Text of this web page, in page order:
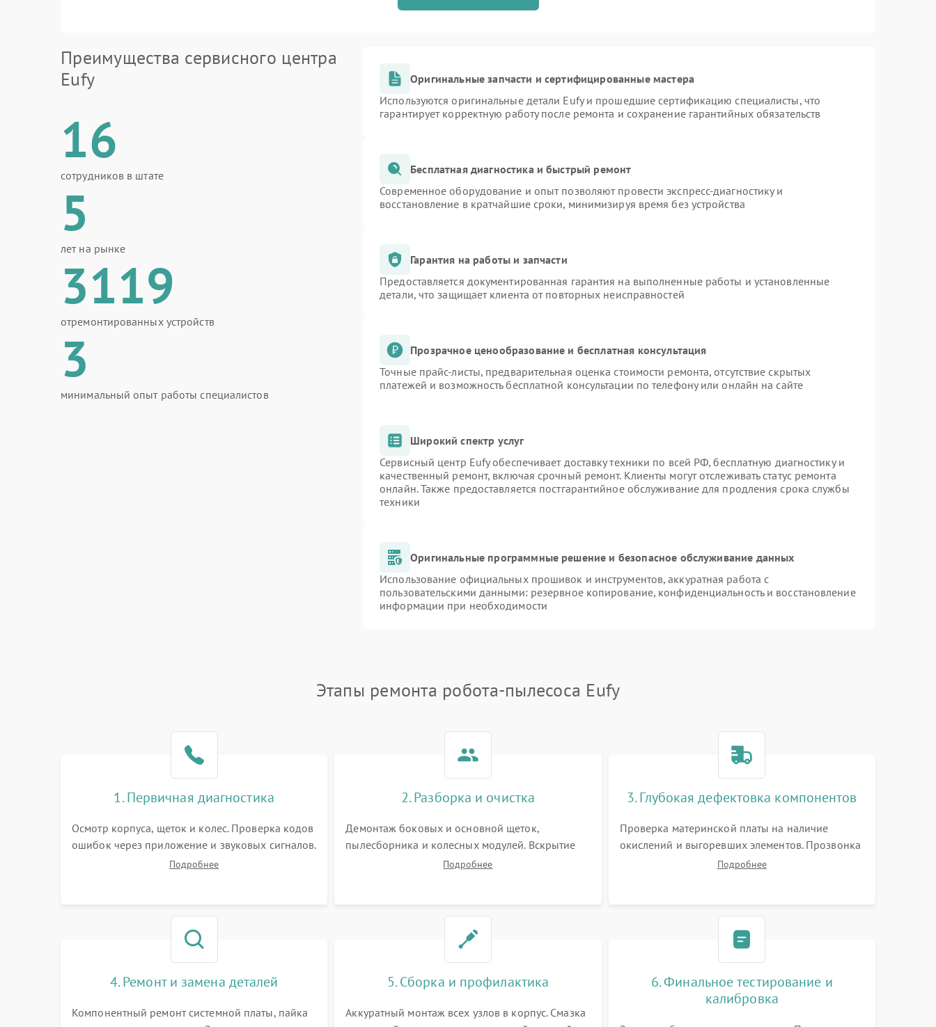
Преимущества сервисного центра
Eufy
16
сотрудников в штате
5
лет на рынке
3119
отремонтированных устройств
3
минимальный опыт работы специалистов
Оригинальные запчасти и сертифицированные мастера
Используются оригинальные детали Eufy и прошедшие сертификацию специалисты, что
гарантирует корректную работу после ремонта и сохранение гарантийных обязательств
Бесплатная диагностика и быстрый ремонт
Современное оборудование и опыт позволяют провести экспресс-диагностику и
восстановление в кратчайшие сроки, минимизируя время без устройства
Гарантия на работы и запчасти
Предоставляется документированная гарантия на выполненные работы и установленные
детали, что защищает клиента от повторных неисправностей
Прозрачное ценообразование и бесплатная консультация
Точные прайс-листы, предварительная оценка стоимости ремонта, отсутствие скрытых
платежей и возможность бесплатной консультации по телефону или онлайн на сайте
Широкий спектр услуг
Сервисный центр Eufy обеспечивает доставку техники по всей РФ, бесплатную диагностику и
качественный ремонт, включая срочный ремонт. Клиенты могут отслеживать статус ремонта
онлайн. Также предоставляется постгарантийное обслуживание для продления срока службы
техники
Оригинальные программные решение и безопасное обслуживание данных
Использование официальных прошивок и инструментов, аккуратная работа с
пользовательскими данными: резервное копирование, конфиденциальность и восстановление
информации при необходимости
Этапы ремонта робота-пылесоса Eufy
1. Первичная диагностика
Осмотр корпуса, щеток и колес. Проверка кодов
ошибок через приложение и звуковых сигналов.
Замер емкости аккумулятора и тестирование
Подробнее
2. Разборка и очистка
Демонтаж боковых и основной щеток,
пылесборника и колесных модулей. Вскрытие
корпуса робота. Тщательная очистка внутренних
Подробнее
3. Глубокая дефектовка компонентов
Проверка материнской платы на наличие
окислений и выгоревших элементов. Прозвонка
цепей питания, тестирование приводных
Подробнее
4. Ремонт и замена деталей
Компонентный ремонт системной платы, пайка
5. Сборка и профилактика
Аккуратный монтаж всех узлов в корпус. Смазка
6. Финальное тестирование и
калибровка